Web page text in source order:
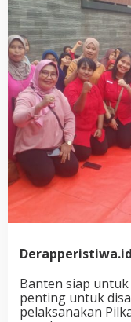
Banten siap
penting untuk
pelaksanakan